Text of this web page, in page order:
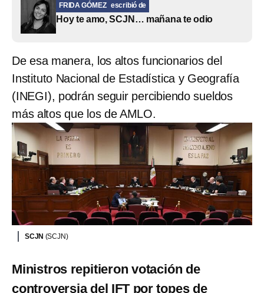
FRIDA GÓMEZ escribió de
Hoy te amo, SCJN… mañana te odio
De esa manera, los altos funcionarios del
Instituto Nacional de Estadística y Geografía
(INEGI), podrán seguir percibiendo sueldos
más altos que los de AMLO.
SCJN (SCJN)
Ministros repitieron votación de
controversia del IFT por topes de